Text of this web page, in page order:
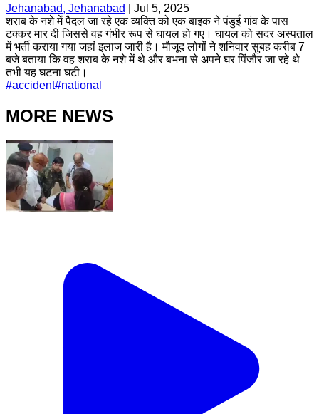
Jehanabad, Jehanabad
Jul 5, 2025
शराब के नशे में पैदल जा रहे एक व्यक्ति को एक बाइक ने पंडुई गांव के पास
टक्कर मार दी जिससे वह गंभीर रूप से घायल हो गए। घायल को सदर अस्पताल
में भर्ती कराया गया जहां इलाज जारी है। मौजूद लोगों ने शनिवार सुबह करीब 7
बजे बताया कि वह शराब के नशे में थे और बभना से अपने घर पिंजौर जा रहे थे
तभी यह घटना घटी।
#accident#national
MORE NEWS